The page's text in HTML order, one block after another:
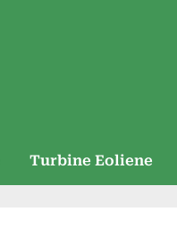
Turbine Eoliene